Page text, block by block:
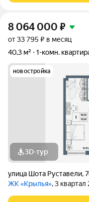
8 064 000 ₽
от 33 795 ₽ в месяц
40,3 м²
1-комн.
новостройка
3D-тур
улица Шота Руставели,
ЖК «Крылья», 3